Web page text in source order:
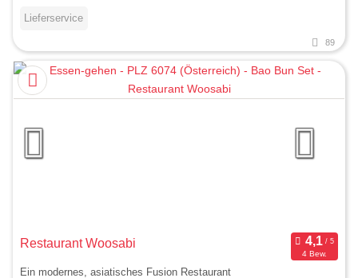
Lieferservice
89
Restaurant Woosabi
4 Bew.
Ein modernes, asiatisches Fusion Restaurant